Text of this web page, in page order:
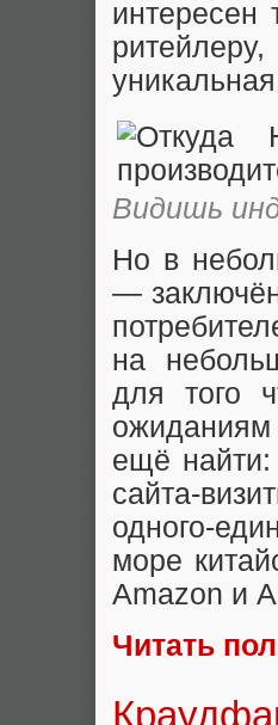
интересен
Видишь
Но в
—
на
для того
ещё найти:
сайта-
одного-
море
Amazon и
Читать